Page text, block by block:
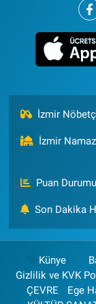
İzmir
İzmir
Puan
Son Dakika
Künye
Gizlilik ve KVK
ÇEVRE
Ege